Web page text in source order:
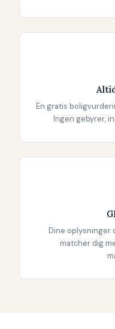
En gratis
Ingen gebyrer,
Dine oplysninger
matcher dig